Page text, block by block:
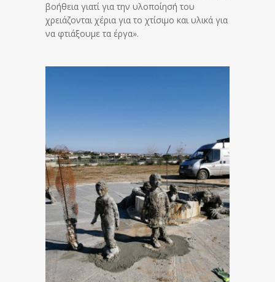
βοήθεια γιατί για την υλοποίησή του
χρειάζονται χέρια για το χτίσιμο και υλικά για
να φτιάξουμε τα έργα».